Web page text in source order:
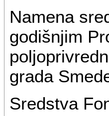
Namena
godišnjim
grada
Sredstva